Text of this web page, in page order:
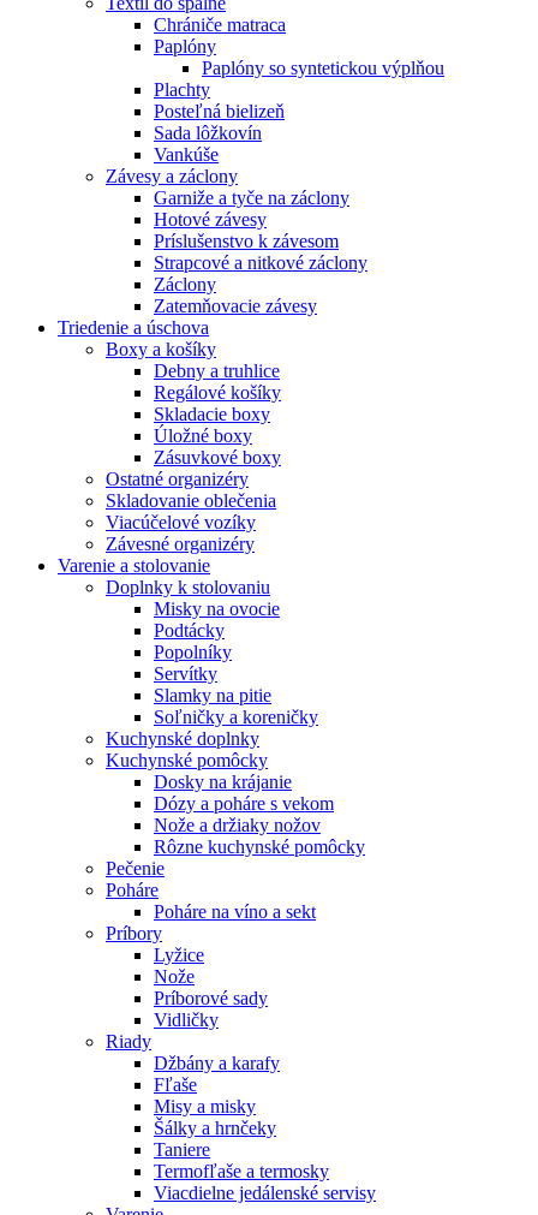
Chrániče matraca
Paplóny
Paplóny so syntetickou výplňou
Plachty
Posteľná bielizeň
Sada lôžkovín
Vankúše
Závesy a záclony
Garniže a tyče na záclony
Hotové závesy
Príslušenstvo k závesom
Strapcové a nitkové záclony
Záclony
Zatemňovacie závesy
Triedenie a úschova
Boxy a košíky
Debny a truhlice
Regálové košíky
Skladacie boxy
Úložné boxy
Zásuvkové boxy
Ostatné organizéry
Skladovanie oblečenia
Viacúčelové vozíky
Závesné organizéry
Varenie a stolovanie
Doplnky k stolovaniu
Misky na ovocie
Podtácky
Popolníky
Servítky
Slamky na pitie
Soľničky a koreničky
Kuchynské doplnky
Kuchynské pomôcky
Dosky na krájanie
Dózy a poháre s vekom
Nože a držiaky nožov
Rôzne kuchynské pomôcky
Pečenie
Poháre
Poháre na víno a sekt
Príbory
Lyžice
Nože
Príborové sady
Vidličky
Riady
Džbány a karafy
Fľaše
Misy a misky
Šálky a hrnčeky
Taniere
Termofľaše a termosky
Viacdielne jedálenské servisy